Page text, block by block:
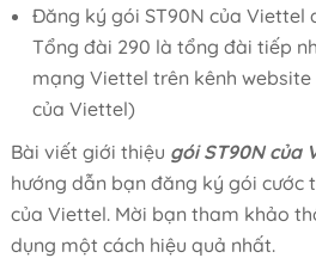
Đăng ký gói ST90N của Viettel
Tổng đài 290 là tổng đài tiếp
mạng Viettel trên kênh
của Viettel)
Bài viết giới thiệu gói ST90N của
hướng dẫn bạn đăng ký gói cước
của Viettel. Mời bạn tham khảo
dụng một cách hiệu quả nhất.